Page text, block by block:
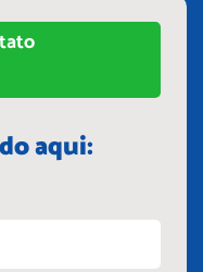
aqui: